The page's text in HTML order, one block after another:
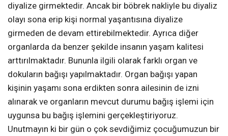
diyalize girmektedir. Ancak bir böbrek nakliyle bu diyaliz
olayı sona erip kişi normal yaşantısına diyalize
girmeden de devam ettirebilmektedir. Ayrıca diğer
organlarda da benzer şekilde insanın yaşam kalitesi
arttırılmaktadır. Bununla ilgili olarak farklı organ ve
dokuların bağışı yapılmaktadır. Organ bağışı yapan
kişinin yaşamı sona erdikten sonra ailesinin de izni
alınarak ve organların mevcut durumu bağış işlemi için
uygunsa bu bağış işlemini gerçekleştiriyoruz.
Unutmayın ki bir gün o çok sevdiğimiz çocuğumuzun bir